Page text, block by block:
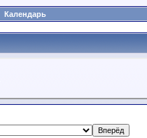
Календарь